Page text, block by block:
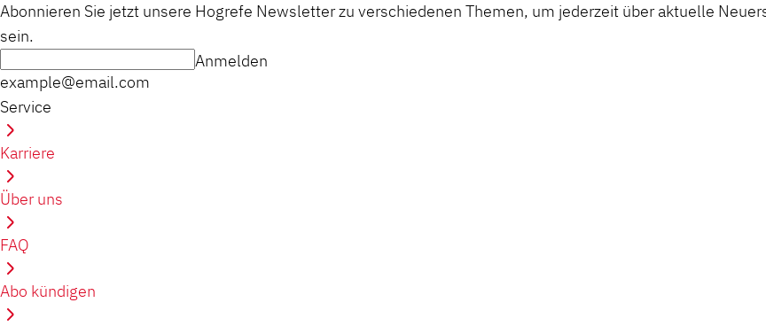
Abonnieren Sie jetzt unsere Hogrefe Newsletter zu verschiedenen Themen, um jederzeit über aktuelle
sein.
example@email.com
Anmelden
Service
Karriere
Über uns
FAQ
Abo kündigen